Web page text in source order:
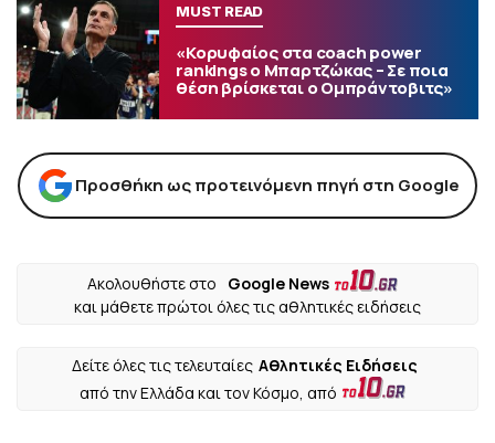
MUST READ
«Κορυφαίος στα coach power
rankings ο Μπαρτζώκας – Σε ποια
θέση βρίσκεται ο Ομπράντοβιτς»
Προσθήκη ως προτεινόμενη πηγή στη Google
Ακολουθήστε στο
Google News
και μάθετε πρώτοι όλες τις αθλητικές ειδήσεις
Δείτε όλες τις τελευταίες Αθλητικές Ειδήσεις
από την Ελλάδα και τον Κόσμο, από